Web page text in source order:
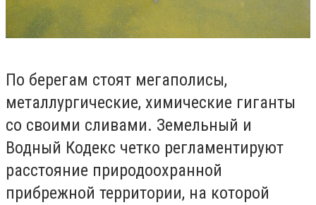
По берегам стоят мегаполисы,
металлургические, химические гиганты
со своими сливами. Земельный и
Водный Кодекс четко регламентируют
расстояние природоохранной
прибрежной территории, на которой